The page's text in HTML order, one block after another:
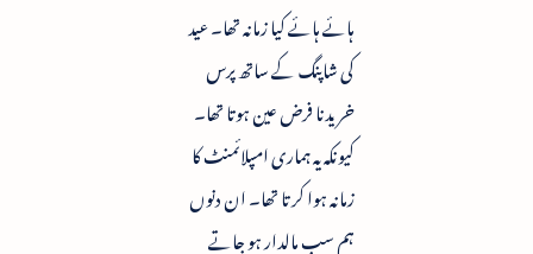
ہائے ہائے کیا زمانہ تھا۔ عید
کی شاپنگ کے ساتھ پرس
خریدنا فرض عین ہوتا تھا۔
کیونکہ یہ ہماری امپلائمنٹ کا
زمانہ ہوا کرتا تھا۔ ان دنوں
ہم سب مالدار ہو جاتے